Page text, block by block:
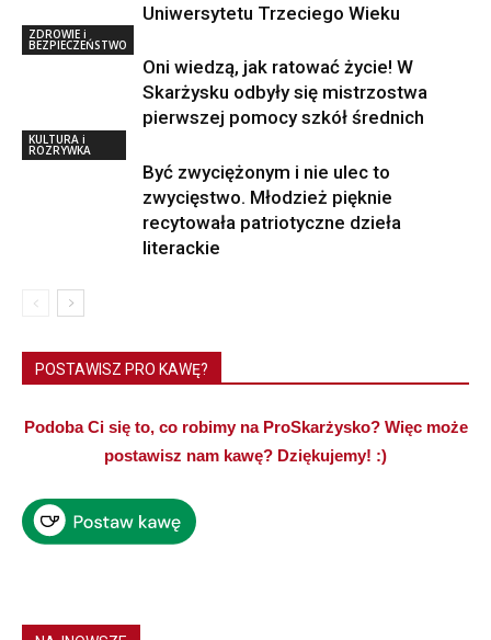
Uniwersytetu Trzeciego Wieku
ZDROWIE i
BEZPIECZEŃSTWO
Oni wiedzą, jak ratować życie! W
Skarżysku odbyły się mistrzostwa
pierwszej pomocy szkół średnich
KULTURA i
ROZRYWKA
Być zwyciężonym i nie ulec to
zwycięstwo. Młodzież pięknie
recytowała patriotyczne dzieła
literackie
POSTAWISZ PRO KAWĘ?
Podoba Ci się to, co robimy na ProSkarżysko? Więc może
postawisz nam kawę? Dziękujemy! :)